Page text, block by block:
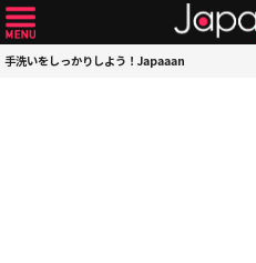
手洗いをしっかりしよう！Japaaan